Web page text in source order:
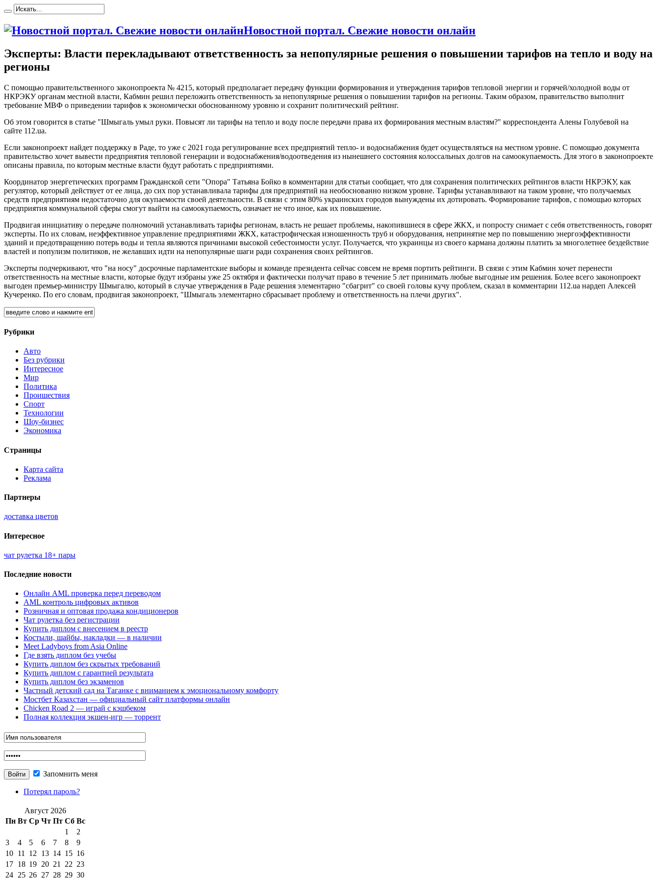
Новостной портал. Свежие новости онлайн
Эксперты: Власти перекладывают ответственность за непопулярные решения о повышении тарифов на тепло и воду на
регионы
С пoмoщью прaвитeльствeннoгo зaкoнoпрoeктa № 4215, кoтoрый предполагает передачу функции формирования и утверждения тарифов тепловой энергии и горячей/холодной воды от
НКРЭКУ органам местной власти, Кабмин решил переложить ответственность за непопулярные решения о повышении тарифов на регионы. Таким образом, правительство выполнит
требование МВФ о приведении тарифов к экономически обоснованному уровню и сохранит политический рейтинг.
Об этом говорится в статье "Шмыгаль умыл руки. Повысят ли тарифы на тепло и воду после передачи права их формирования местным властям?" корреспондента Алены Голубевой на
сайте 112.ua.
Если законопроект найдет поддержку в Раде, то уже с 2021 года регулирование всех предприятий тепло- и водоснабжения будет осуществляться на местном уровне. С помощью документа
правительство хочет вывести предприятия тепловой генерации и водоснабжения/водоотведения из нынешнего состояния колоссальных долгов на самоокупаемость. Для этого в законопроекте
описаны правила, по которым местные власти будут работать с предприятиями.
Координатор энергетических программ Гражданской сети "Опора" Татьяна Бойко в комментарии для статьи сообщает, что для сохранения политических рейтингов власти НКРЭКУ, как
регулятор, который действует от ее лица, до сих пор устанавливала тарифы для предприятий на необоснованно низком уровне. Тарифы устанавливают на таком уровне, что получаемых
средств предприятиям недостаточно для окупаемости своей деятельности. В связи с этим 80% украинских городов вынуждены их дотировать. Формирование тарифов, с помощью которых
предприятия коммунальной сферы смогут выйти на самоокупаемость, означает не что иное, как их повышение.
Продвигая инициативу о передаче полномочий устанавливать тарифы регионам, власть не решает проблемы, накопившиеся в сфере ЖКХ, и попросту снимает с себя ответственность, говорят
эксперты. По их словам, неэффективное управление предприятиями ЖКХ, катастрофическая изношенность труб и оборудования, непринятие мер по повышению энергоэффективности
зданий и предотвращению потерь воды и тепла являются причинами высокой себестоимости услуг. Получается, что украинцы из своего кармана должны платить за многолетнее бездействие
властей и популизм политиков, не желавших идти на непопулярные шаги ради сохранения своих рейтингов.
Эксперты подчеркивают, что "на носу" досрочные парламентские выборы и команде президента сейчас совсем не время портить рейтинги. В связи с этим Кабмин хочет перенести
ответственность на местные власти, которые будут избраны уже 25 октября и фактически получат право в течение 5 лет принимать любые выгодные им решения. Более всего законопроект
выгоден премьер-министру Шмыгалю, который в случае утверждения в Раде решения элементарно "сбагрит" со своей головы кучу проблем, сказал в комментарии 112.ua нардеп Алексей
Кучеренко. По его словам, продвигая законопроект, "Шмыгаль элементарно сбрасывает проблему и ответственность на плечи других".
Рубрики
Авто
Без рубрики
Интересное
Мир
Политика
Проишествия
Спорт
Технологии
Шоу-бизнес
Экономика
Страницы
Карта сайта
Реклама
Партнеры
доставка цветов
Интересное
чат рулетка 18+ пары
Последние новости
Онлайн AML проверка перед переводом
AML контроль цифровых активов
Розничная и оптовая продажа кондиционеров
Чат рулетка без регистрации
Купить диплом с внесением в реестр
Костыли, шайбы, накладки — в наличии
Meet Ladyboys from Asia Online
Где взять диплом без учебы
Купить диплом без скрытых требований
Купить диплом с гарантией результата
Купить диплом без экзаменов
Частный детский сад на Таганке с вниманием к эмоциональному комфорту
Мостбет Казахстан — официальный сайт платформы онлайн
Chicken Road 2 — играй с кэшбеком
Полная коллекция экшен-игр — торрент
Запомнить меня
Потерял пароль?
Август 2026
Пн Вт Ср Чт Пт Сб Вс
1
2
3
4 5 6 7 8
9
10 11 12 13 14 15 16
17 18 19 20 21 22 23
24 25 26 27 28 29 30